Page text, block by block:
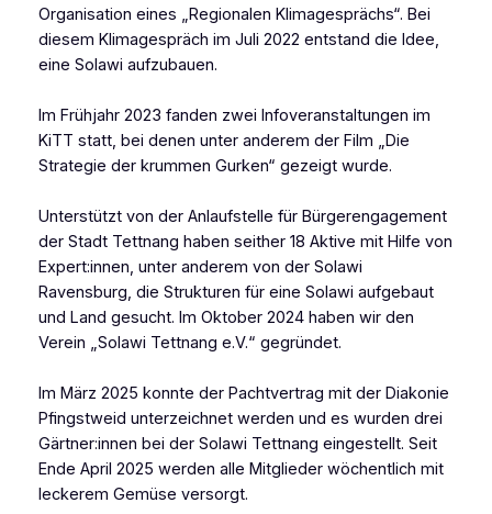
Organisation eines „Regionalen Klimagesprächs“. Bei
diesem Klimagespräch im Juli 2022 entstand die Idee,
eine Solawi aufzubauen.
Im Frühjahr 2023 fanden zwei Infoveranstaltungen im
KiTT statt, bei denen unter anderem der Film „Die
Strategie der krummen Gurken“ gezeigt wurde.
Unterstützt von der Anlaufstelle für Bürgerengagement
der Stadt Tettnang haben seither 18 Aktive mit Hilfe von
Expert:innen, unter anderem von der Solawi
Ravensburg, die Strukturen für eine Solawi aufgebaut
und Land gesucht. Im Oktober 2024 haben wir den
Verein „Solawi Tettnang e.V.“ gegründet.
Im März 2025 konnte der Pachtvertrag mit der Diakonie
Pfingstweid unterzeichnet werden und es wurden drei
Gärtner:innen bei der Solawi Tettnang eingestellt. Seit
Ende April 2025 werden alle Mitglieder wöchentlich mit
leckerem Gemüse versorgt.